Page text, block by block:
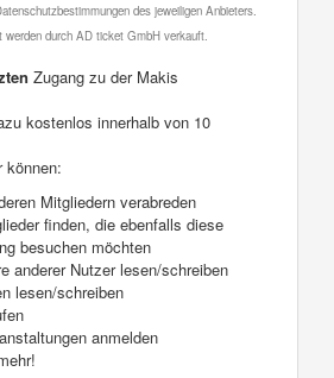
des jeweiligen Anbieters.
durch AD ticket GmbH verkauft.
Zugang zu der Makis
kostenlos innerhalb von 10
können:
Mitgliedern verabreden
finden, die ebenfalls diese
besuchen möchten
anderer Nutzer lesen/schreiben
lesen/schreiben
anmelden